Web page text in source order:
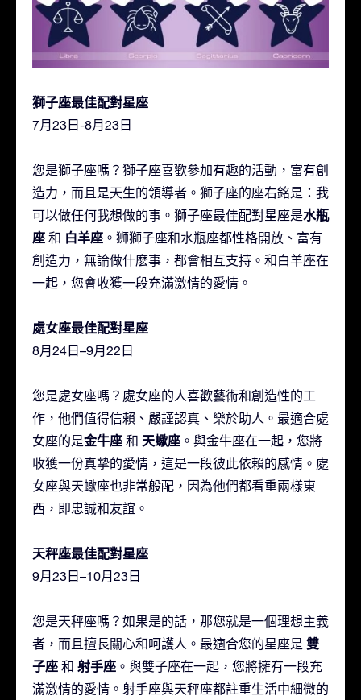
獅子座最佳配對星座
7月23日-8月23日
您是獅子座嗎？獅子座喜歡參加有趣的活動，富有創
造力，而且是天生的領導者。獅子座的座右銘是：我
可以做任何我想做的事。獅子座最佳配對星座是水瓶
座 和 白羊座 。狮獅子座和水瓶座都性格開放、富有
創造力，無論做什麽事，都會相互支持。和白羊座在
一起，您會收獲一段充滿激情的愛情。
處女座最佳配對星座
8月24日–9月22日
您是處女座嗎？處女座的人喜歡藝術和創造性的工
作，他們值得信賴、嚴謹認真、樂於助人。最適合處
女座的是金牛座 和 天蠍座 。與金牛座在一起，您將
收獲一份真摯的愛情，這是一段彼此依賴的感情。處
女座與天蠍座也非常般配，因為他們都看重兩樣東
西，即忠誠和友誼。
天秤座最佳配對星座
9月23日–10月23日
您是天秤座嗎？如果是的話，那您就是一個理想主義
者，而且擅長關心和呵護人。最適合您的星座是 雙
子座 和 射手座 。與雙子座在一起，您將擁有一段充
滿激情的愛情。射手座與天秤座都註重生活中細微的